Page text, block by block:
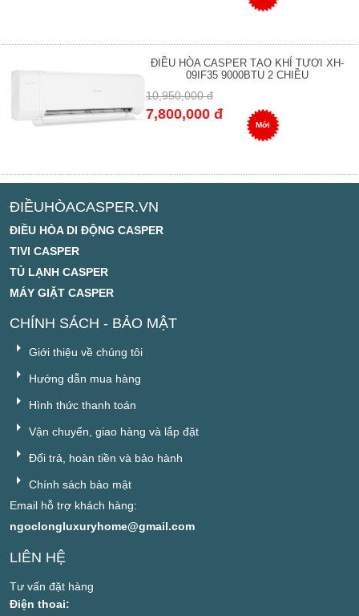
ĐIỀU HÒA CASPER TẠO KHÍ TƯƠI XH-
09IF35 9000BTU 2 CHIỀU
10,950,000 đ
7,800,000 đ
Mới
ĐIỀUHÒACASPER.VN
ĐIỀU HÒA DI ĐỘNG CASPER
TIVI CASPER
TỦ LẠNH CASPER
MÁY GIẶT CASPER
CHÍNH SÁCH - BẢO MẬT
Giới thiệu về chúng tôi
Hướng dẫn mua hàng
Hình thức thanh toán
Vận chuyển, giao hàng và lắp đặt
Đổi trả, hoàn tiền và bảo hành
Chính sách bảo mật
Email hỗ trợ khách hàng:
ngoclongluxuryhome@gmail.com
LIÊN HỆ
Tư vấn đặt hàng
Điện thoai: